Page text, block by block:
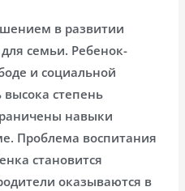
в развитии
для семьи. Ребенок-
и социальной
степень
навыки
Проблема воспитания
становится
оказываются в